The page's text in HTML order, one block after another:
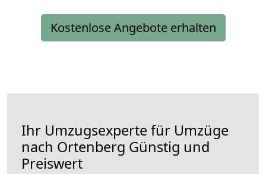
Kostenlose Angebote erhalten
Ihr Umzugsexperte für Umzüge
nach Ortenberg Günstig und
Preiswert